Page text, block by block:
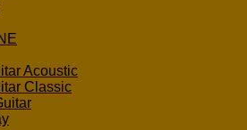
Acoustic
Classic